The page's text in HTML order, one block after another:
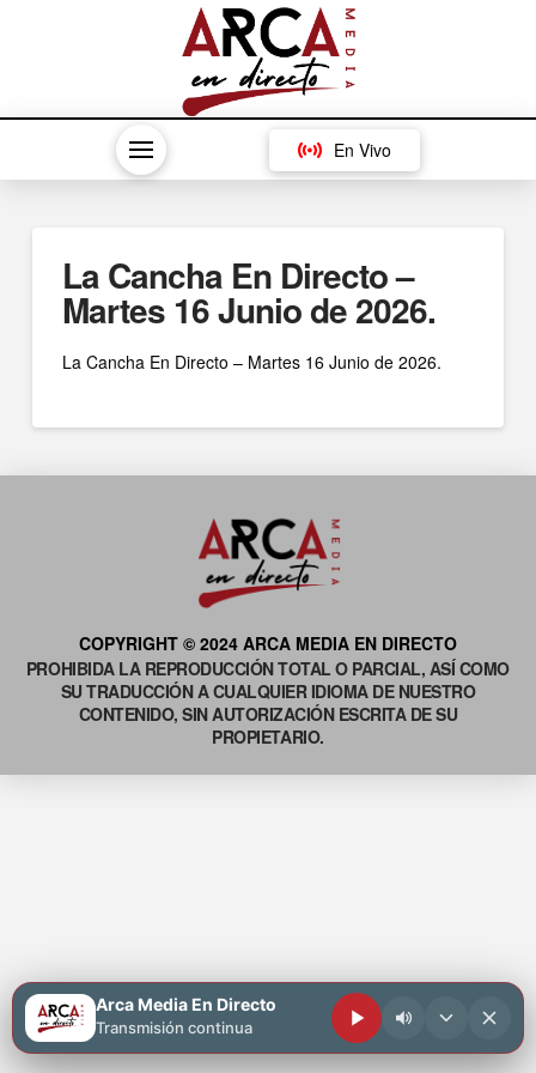
En Vivo
La Cancha En Directo –
Martes 16 Junio de 2026.
La Cancha En Directo – Martes 16 Junio de 2026.
COPYRIGHT © 2024 ARCA MEDIA EN DIRECTO
PROHIBIDA LA REPRODUCCIÓN TOTAL O PARCIAL, ASÍ COMO
SU TRADUCCIÓN A CUALQUIER IDIOMA DE NUESTRO
CONTENIDO, SIN AUTORIZACIÓN ESCRITA DE SU
PROPIETARIO.
Arca Media En Directo
Transmisión continua